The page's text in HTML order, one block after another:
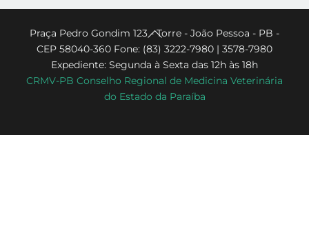
Back
To
Top
Praça Pedro Gondim 123 - Torre - João Pessoa - PB -
CEP 58040-360 Fone: (83) 3222-7980 | 3578-7980
Expediente: Segunda à Sexta das 12h às 18h
CRMV-PB Conselho Regional de Medicina Veterinária
do Estado da Paraíba